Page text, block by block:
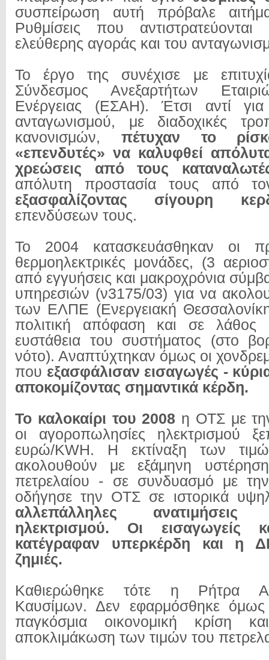
συσπείρωση αυτή πρόβαλε
Ρυθμίσεις που
ελεύθερης αγοράς και του
Το έργο της συνέχισε με
Σύνδεσμος Ανεξαρτήτων
Ενέργειας (ΕΣΑΗ). Έτσι αντί
ανταγωνισμού, με διαδοχικές
κανονισμών, πέτυχαν το
«επενδυτές» να καλυφθεί
χρεώσεις από τους
απόλυτη προστασία τους από
εξασφαλίζοντας σίγουρη
επενδύσεων τους.
Το 2004 κατασκευάσθηκαν οι
θερμοηλεκτρικές μονάδες, (3
από εγγυήσεις και μακροχρόνια
υπηρεσιών (ν3175/03) για να
των ΕΛΠΕ (Ενεργειακή
πολιτική απόφαση και σε λάθος
ευστάθεια του συστήματος (στο
νότο). Αναπτύχτηκαν όμως οι
που εξασφάλισαν εισαγωγές -
αποκομίζοντας σημαντικά κέρδη.
Το καλοκαίρι του 2008 η ΟΤΣ με
οι αγοροπωλησίες ηλεκτρισμού
ευρώ/KWH. Η εκτίναξη των
ακολουθούν με εξάμηνη
πετρελαίου - σε συνδυασμό με
οδήγησε την ΟΤΣ σε ιστορικά
αλλεπάλληλες
ηλεκτρισμού. Οι εισαγωγείς
κατέγραφαν υπερκέρδη και η
ζημιές.
Καθιερώθηκε τότε η Ρήτρα
Καυσίμων. Δεν εφαρμόσθηκε όμως
παγκόσμια οικονομική κρίση
αποκλιμάκωση των τιμών του